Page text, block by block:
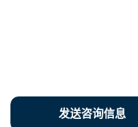
发送咨询信息